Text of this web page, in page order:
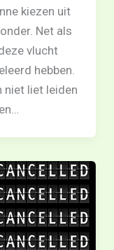
kiezen uit
Net als
vlucht
hebben.
niet liet leiden